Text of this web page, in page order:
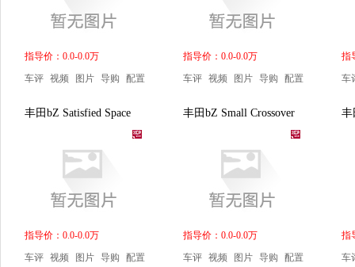
指导价：0.0-0.0万
车评 视频 图片 导购 配置
指导价：0.0-0.0万
车评 视频 图片 导购 配置
指
车
丰田bZ Satisfied Space
指导价：0.0-0.0万
车评 视频 图片 导购 配置
丰田bZ Small Crossover
指导价：0.0-0.0万
车评 视频 图片 导购 配置
丰
指
车